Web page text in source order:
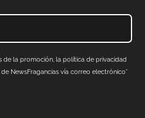
de la promoción, la política de privacidad
NewsFragancias vía correo electrónico*